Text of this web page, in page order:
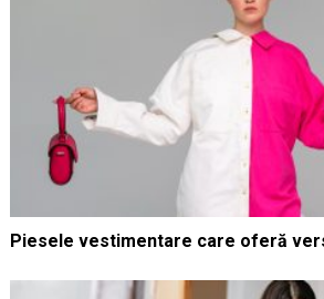
Piesele vestimentare care oferă